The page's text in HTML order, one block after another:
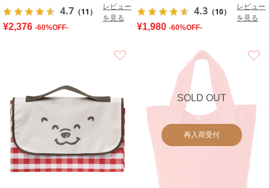
4.7 （11）
レビュー
を見る
¥2,376 -60%OFF-
4.3 （10）
レビュー
を見る
¥1,980 -60%OFF-
SOLD OUT
再入荷受付